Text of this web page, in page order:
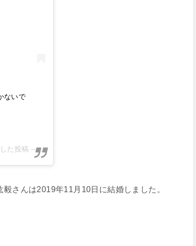
ないで
た投稿 –2019年 3月月31日午前3時20分PDT
さんは2019年11月10日に結婚しました。